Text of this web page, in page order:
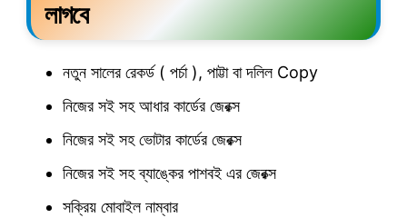
লাগবে
নতুন সালের রেকর্ড ( পর্চা ), পাট্টা বা দলিল Copy
নিজের সই সহ আধার কার্ডের জেরক্স
নিজের সই সহ ভোটার কার্ডের জেরক্স
নিজের সই সহ ব্যাঙ্কের পাশবই এর জেরক্স
সক্রিয় মোবাইল নাম্বার